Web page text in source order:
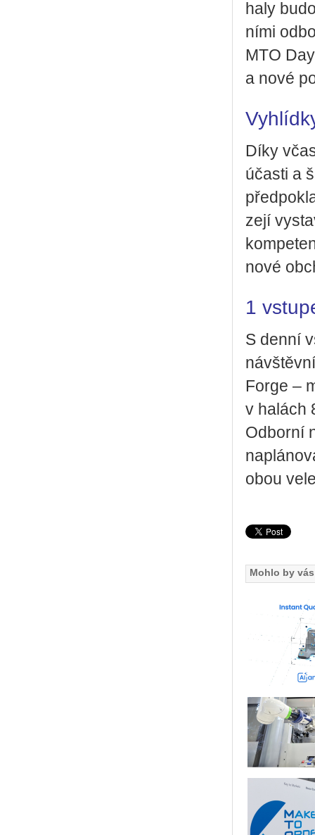
haly
ní­mi
MTO
a nové
Díky
účas­ti a
ze­jí
nové
1
S denní
For­ge –
v ha­lách
Od­bor­ní
obou
Mohlo by